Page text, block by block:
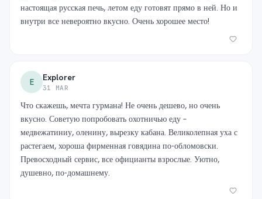
настоящая русская печь, летом еду готовят прямо в ней. Но и
внутри все невероятно вкусно. Очень хорошее место!
E Explorer
31 MAR
Что скажешь, мечта гурмана! Не очень дешево, но очень
вкусно. Советую попробовать охотничью еду –
медвежатиниу, оленину, вырезку кабана. Великолепная уха с
растегаем, хороша фирменная говядина по-обломовски.
Превосходный сервис, все официанты взрослые. Уютно,
душевно, по-домашнему.